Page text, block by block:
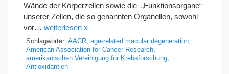
Wände der Körperzellen sowie die „Funktionsorgane“
unserer Zellen, die so genannten Organellen, sowohl
vor… weiterlesen »
Schlagwörter: AACR age-related macular degeneration
American Association for Cancer Research
amerikanischen Vereinigung für Krebsforschung
Antioxidantien